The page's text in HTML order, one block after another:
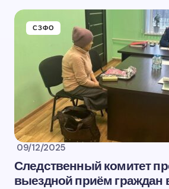
СЗФО
09/12/2025
Следственный комитет
выездной приём граждан